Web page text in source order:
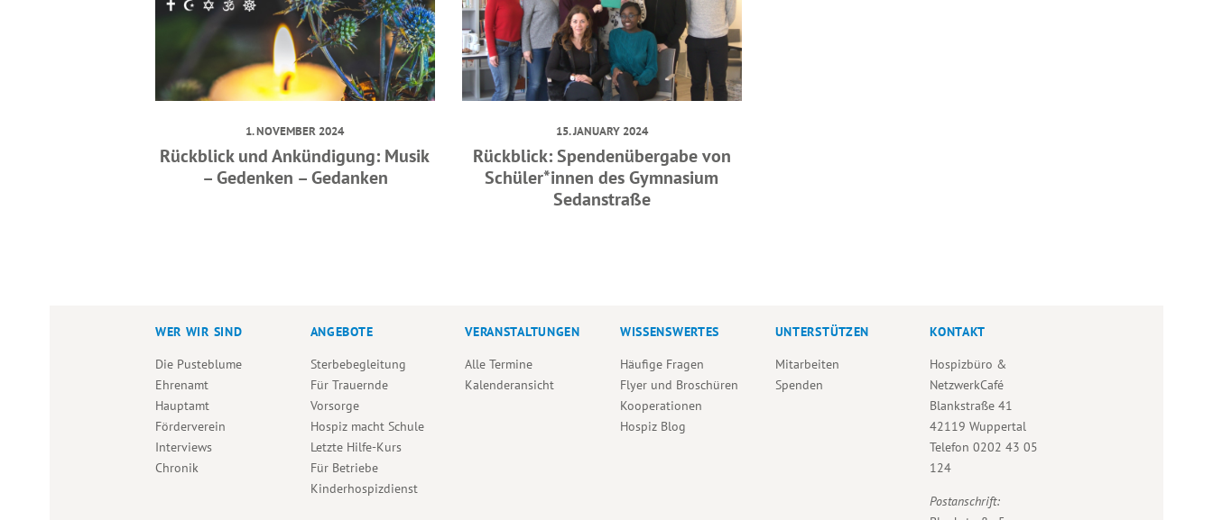
1. NOVEMBER 2024
Rückblick und Ankündigung: Musik
– Gedenken – Gedanken
15. JANUARY 2024
Rückblick: Spendenübergabe von
Schüler*innen des Gymnasium
Sedanstraße
WER WIR SIND
Die Pusteblume
Ehrenamt
Hauptamt
Förderverein
Interviews
Chronik
ANGEBOTE
Sterbebegleitung
Für Trauernde
Vorsorge
Hospiz macht Schule
Letzte Hilfe-Kurs
Für Betriebe
Kinderhospizdienst
VERANSTALTUNGEN
Alle Termine
Kalenderansicht
WISSENSWERTES
Häufige Fragen
Flyer und Broschüren
Kooperationen
Hospiz Blog
UNTERSTÜTZEN
Mitarbeiten
Spenden
KONTAKT
Hospizbüro &
NetzwerkCafé
Blankstraße 41
42119 Wuppertal
Telefon0202 43 05
124
Postanschrift: